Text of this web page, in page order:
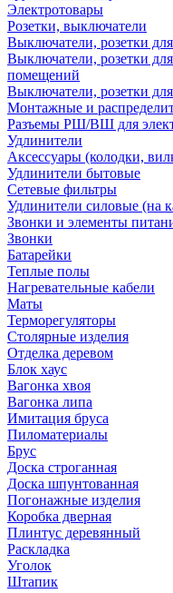
Электротовары
Розетки, выключатели
Выключатели, розетки
Выключатели, розетки
помещений
Выключатели, розетки
Монтажные и
Разъемы РШ/ВШ для
Удлинители
Аксессуары (колодки,
Удлинители бытовые
Сетевые фильтры
Удлинители силовые (на
Звонки и элементы
Звонки
Батарейки
Теплые полы
Нагревательные кабели
Маты
Терморегуляторы
Столярные изделия
Отделка деревом
Блок хаус
Вагонка хвоя
Вагонка липа
Имитация бруса
Пиломатериалы
Брус
Доска строганная
Доска шпунтованная
Погонажные изделия
Коробка дверная
Плинтус деревянный
Раскладка
Уголок
Штапик